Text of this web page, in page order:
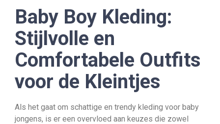
Baby Boy Kleding:
Stijlvolle en
Comfortabele Outfits
voor de Kleintjes
Als het gaat om schattige en trendy kleding voor baby
jongens, is er een overvloed aan keuzes die zowel